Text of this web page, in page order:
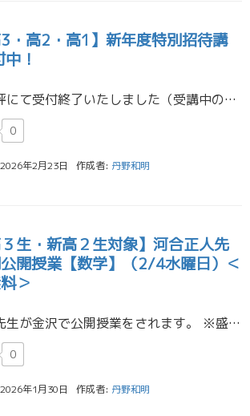
3・高2・高1】新年度特別招待講
！
※大好評にて受付終了いたしました（受講中の生徒は4月10日までに受講を完了してください）。 新高3生・新高2生・新高1生を対象に、新年度特別招待講習を実施します。 ※3月27日が最終申込締切日となります […]
0
年2月23日 作成者: 丹野和明
３生・新高２生対象】河合正人先
開授業【数学】（2/4水曜日）＜
＞
東進の先生が金沢で公開授業をされます。 ※盛況のうちに終了いたしました。またの機会をお待ちください。 数学 河合正人先生 2月4日（水） 19：30～21：00 場所：東進金沢本町校 定員：70名 &nbs […]
0
年1月30日 作成者: 丹野和明